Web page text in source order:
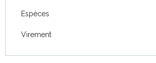
Espèces
Virement